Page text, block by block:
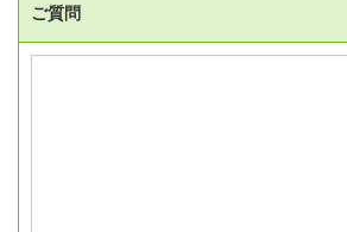
ご質問